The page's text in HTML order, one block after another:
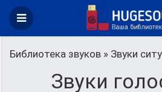
Библиотека звуков » Звуки
Звуки